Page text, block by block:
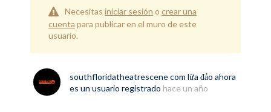
Necesitas iniciar sesión o crear una
cuenta para publicar en el muro de este
usuario.
southfloridatheatrescene com lừa đảo ahora
es un usuario registrado hace un año